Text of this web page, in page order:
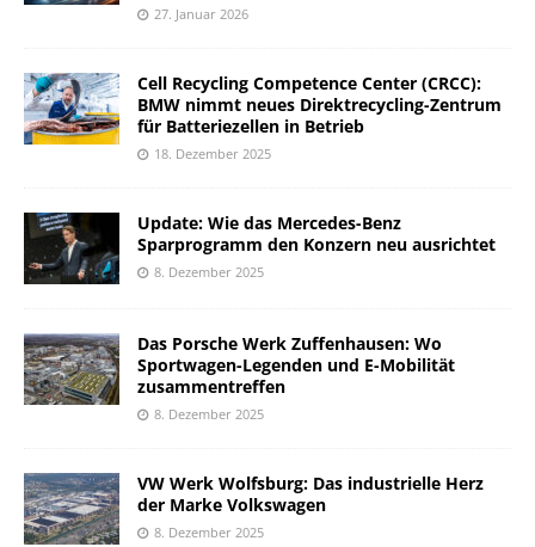
27. Januar 2026
Cell Recycling Competence Center (CRCC):
BMW nimmt neues Direktrecycling-Zentrum
für Batteriezellen in Betrieb
18. Dezember 2025
Update: Wie das Mercedes-Benz
Sparprogramm den Konzern neu ausrichtet
8. Dezember 2025
Das Porsche Werk Zuffenhausen: Wo
Sportwagen-Legenden und E-Mobilität
zusammentreffen
8. Dezember 2025
VW Werk Wolfsburg: Das industrielle Herz
der Marke Volkswagen
8. Dezember 2025